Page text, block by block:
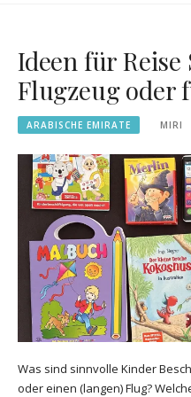
Ideen für
Flugzeug oder
ARABISCHE EMIRATE MIRI
Was sind sinnvolle Kinder
oder einen (langen) Flug?